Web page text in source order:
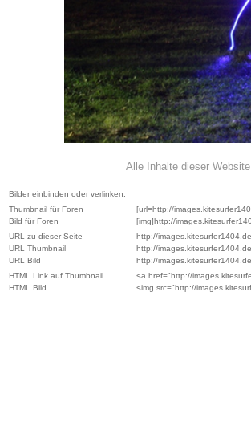
Alle Inhalte dieser
Bilder einbinden oder verlinken:
Thumbnail für Foren
[url=http://
Bild für Foren
[img]http://
URL zu dieser Seite
http://
URL Thumbnail
http://
URL Bild
http://
HTML Link auf Thumbnail
<a href="http://
HTML Bild
<img src="http://